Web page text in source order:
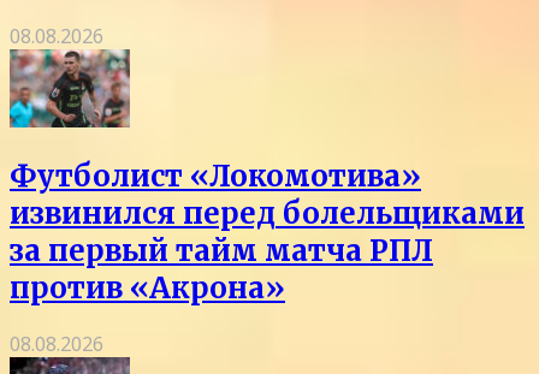
08.08.2026
Футболист «Локомотива»
извинился перед болельщиками
за первый тайм матча РПЛ
против «Акрона»
08.08.2026